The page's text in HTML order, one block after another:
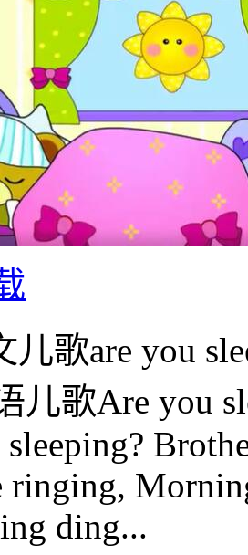
儿歌are you
儿歌Are you
ringing,
ding...